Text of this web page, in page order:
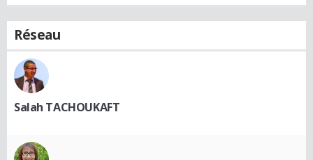
Réseau
Salah TACHOUKAFT